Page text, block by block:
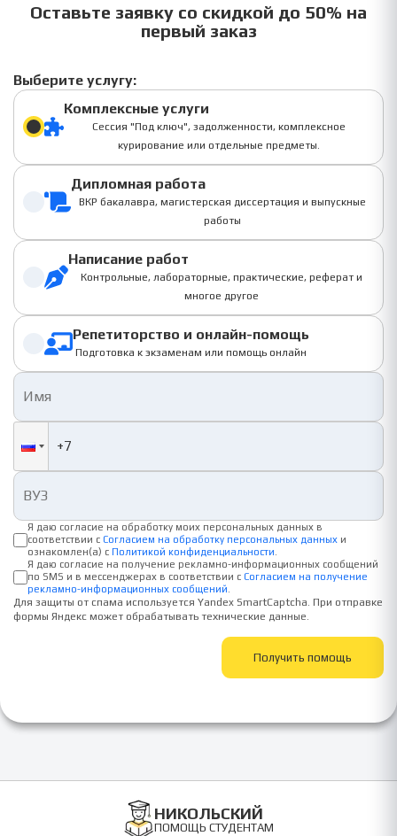
Оставьте заявку со скидкой до 50% на
первый заказ
Выберите услугу:
Комплексные услуги
Сессия "Под ключ", задолженности, комплексное
курирование или отдельные предметы.
Дипломная работа
ВКР бакалавра, магистерская диссертация и выпускные
работы
Написание работ
Контрольные, лабораторные, практические, реферат и
многое другое
Репетиторство и онлайн-помощь
Подготовка к экзаменам или помощь онлайн
Я даю согласие на обработку моих персональных данных в
соответствии с Согласием на обработку персональных данных и
ознакомлен(а) с Политикой конфиденциальности
Я даю согласие на получение рекламно-информационных сообщений
по SMS и в мессенджерах в соответствии с Согласием на получение
рекламно-информационных сообщений
Для защиты от спама используется Yandex SmartCaptcha. При отправке
формы Яндекс может обрабатывать технические данные.
Получить помощь
НИКОЛЬСКИЙ
ПОМОЩЬ СТУДЕНТАМ